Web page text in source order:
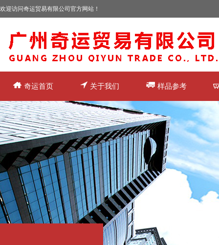
欢迎访问奇运贸易有限公司官方网站！
奇运首页 关于我们 样品参考